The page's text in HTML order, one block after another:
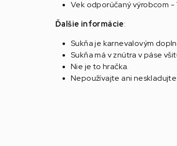
Vek odporúčaný výrobcom -
Ďalšie informácie:
Sukňa je karnevalovým
Sukňa má v znútra v páse
Nie je to hračka.
Nepoužívajte ani